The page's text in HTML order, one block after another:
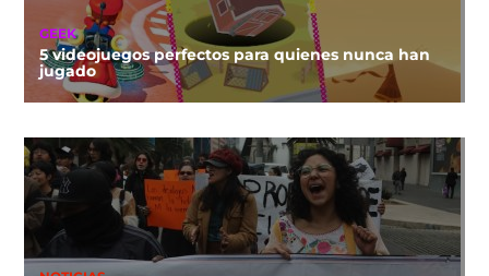
GEEK
5 videojuegos perfectos para quienes nunca han
jugado